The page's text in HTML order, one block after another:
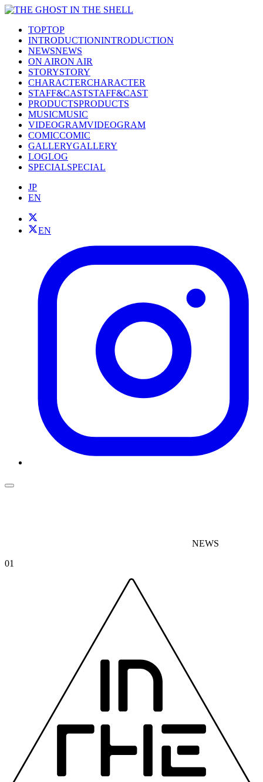
TOPTOP
INTRODUCTIONINTRODUCTION
NEWSNEWS
ON AIRON AIR
STORYSTORY
CHARACTERCHARACTER
STAFF&CASTSTAFF&CAST
PRODUCTSPRODUCTS
MUSICMUSIC
VIDEOGRAMVIDEOGRAM
COMICCOMIC
GALLERYGALLERY
LOGLOG
SPECIALSPECIAL
JP
EN
EN
NEWS
01